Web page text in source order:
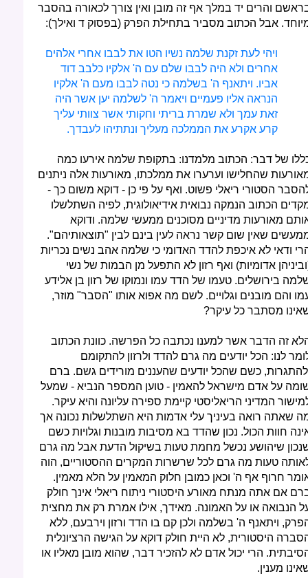
והרים יד במלך אף זה מובן ואין צורך לכאורה בהסבר
אבל הכתוב מסביר בתחילת הפרק (בפסוק ד ואילך):
ויהי לעת זקנת שלמה נשיו הטו את לבבו אחרי אלהים
אחרים ולא היה לבבו שלם עם ה' אלקיו כלבב דוד
אביו. ויתאנף ה' בשלמה כי נטה לבבו מעם ה' אלקיו
הנראה אליו פעמיים ויאמר ה' לשלמה יען אשר היה
זאת עמך ולא שמרת בריתי וחקותי אשר צוותי עליך
קרע אקרע את הממלכה מעליך ונתתיהו לעבדך.
של דבר: הכתוב מלמדנו: בתקופת שלמה אירעו כמה
שהחלישו וערערו את ממלכתו, מאורעות אלה ניתנים
הסטורי ריאלי פשוט. ואף על פי כן - דוקא משום כך -
הכתוב הנמקה נבואית אידיאולוגית, לפיה השתלשלו
מאורעות מדיניים מסוכנים ממעשי שלמה. ודוקא
שאין שום קשר נראה לעין בינם לבין "תוצאותיהם".
ודאי לא איכפת להדד האדומי כי שלמה אהב נשים נכריות
אדומיות) ואף רזון לא התפעל מן הבמות של נשי
בירושלים. טעמו של הדד עמו ונמוקו של רזון בן אלידע
והם מובנים וגלויים. לשם מה אפוא אותו "הסבר" מוזר,
מסתבר כל עיקר?
זה הדבר אשר למענו נכתבה כל הפרשה. כוונת הכתוב
לנו: הכל יודעים מה גרם להדד ולרזון להתקומם
כשם שהכל יודעים שהעננים מורידים גשם. ברם
על אדם מישראל להאמין - טוען המספר הנביא - שמעל
המדיני הריאליסטי קיימת ספירה עליונה והיא עיקר.
שאתה רואה בעיניך עלי אדמות היא השתלשלות נכונה אך
חוות הכול. נכון שהדד בא מסיבות מובנות וגלויות כשם
שיהושע נכשל מחמת טעות בשיקול הדעת אבל מה גרם
טעות מה גרם לכל שרשרות המקרים ההסטוריים, הוה
חרוף אף ה' וכאן כמובן חלוק המאמין על הלא מאמין.
אם אתה מנתח מאורע היסטורי ניתוח ריאלי אינך חולק
הנבואה או על האמונה. מאידך, אילו אמרת רק את מחצית
ויתאנף ה' בשלמה ולכן קם בו הדד ורזון וירבעם, ללא
היסטורית, לא היית חולק דוקא על הגישה הרציונלית
הרי יכול אדם לא להזכיר דבר, שהוא מובן מאליו או
מענין.